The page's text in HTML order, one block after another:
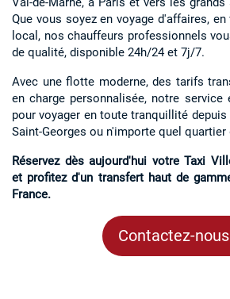
Que vous soyez en voyage d'affaires,
local, nos chauffeurs professionnels
de qualité, disponible 24h/24 et 7j/7.
Avec une flotte moderne, des tarifs
en charge personnalisée, notre
pour voyager en toute tranquillité depuis
Saint-Georges ou n'importe quel quartier
Réservez dès aujourd'hui votre Taxi
et profitez d'un transfert haut de
France.
Contactez-